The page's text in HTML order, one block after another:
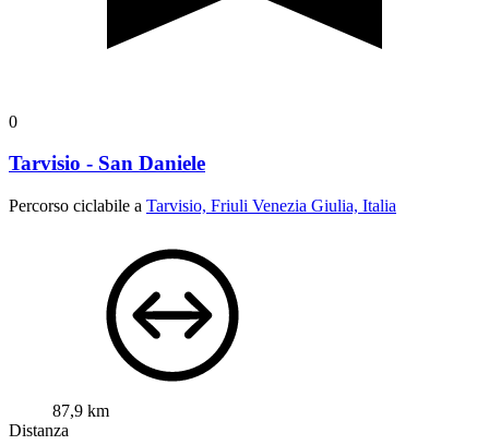
0
Tarvisio - San Daniele
Percorso ciclabile a Tarvisio, Friuli Venezia Giulia, Italia
87,9 km
Distanza